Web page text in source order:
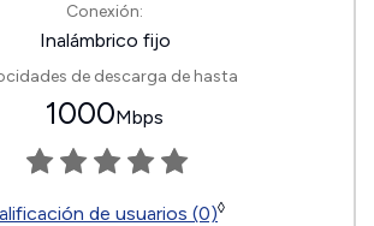
Conexión:
Inalámbrico fijo
de descarga de hasta
1000Mbps
de usuarios (0)◊